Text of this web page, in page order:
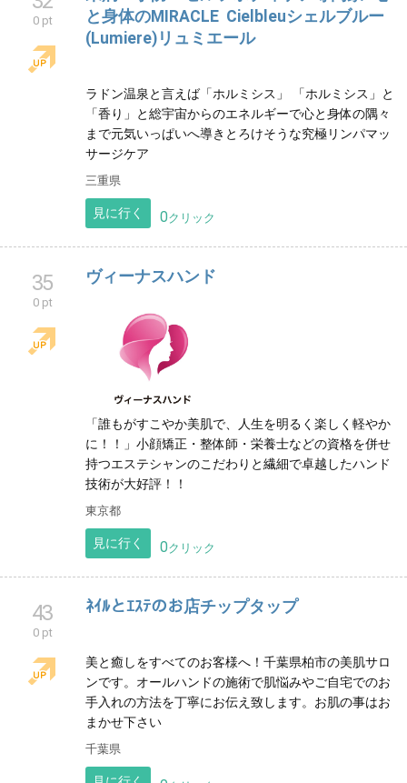
32
0 pt
未病・予防・セルフボディケア専門家 心
(Lumiere)リュミエール
まで元気いっぱいへ導きとろけそうな究極リンパマッ
見に行く 0クリック
ヴィーナスハンド
持つエステシャンのこだわりと繊細で卓越したハンド
東京都
見に行く 0クリック
ﾈｲﾙとｴｽﾃのお店チップタップ